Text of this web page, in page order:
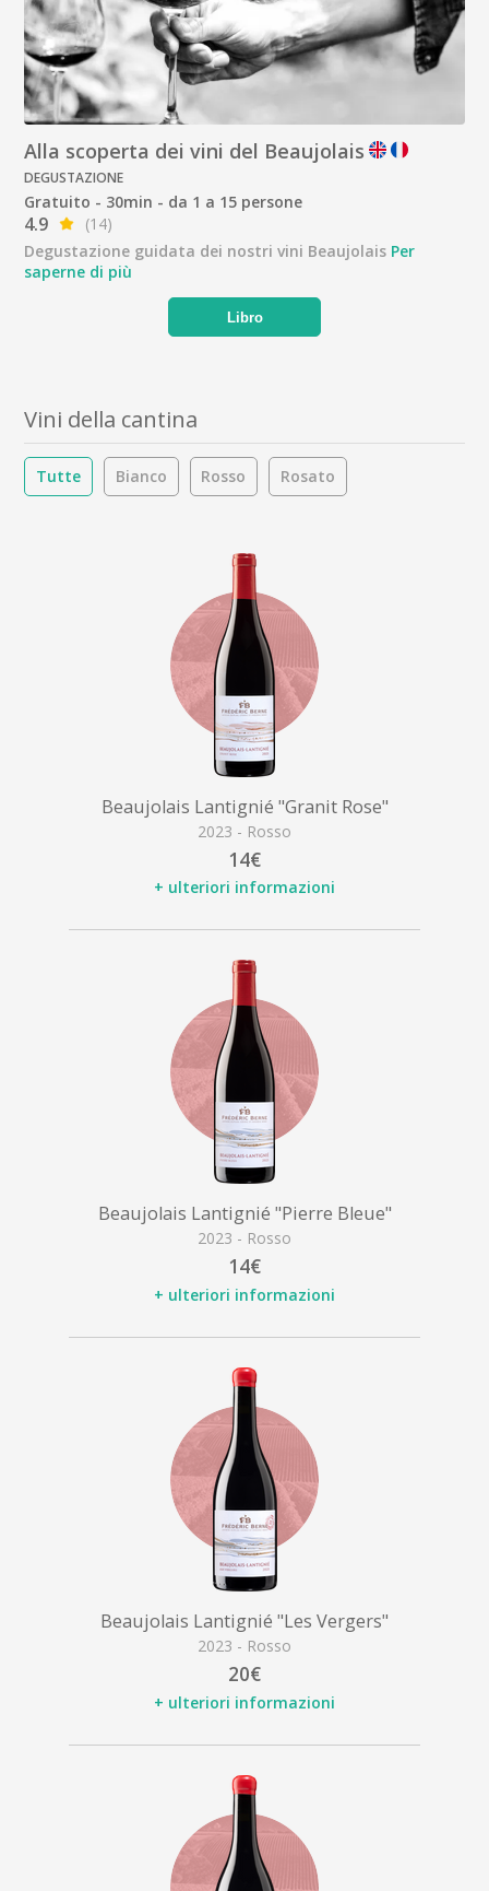
Alla scoperta dei vini del Beaujolais
DEGUSTAZIONE
Gratuito - 30min - da 1 a 15 persone
4.9
(14)
Degustazione guidata dei nostri vini Beaujolais Per
saperne di più
Libro
Vini della cantina
Tutte Bianco Rosso Rosato
Beaujolais Lantignié "Granit Rose"
2023 - Rosso
14€
+ ulteriori informazioni
Beaujolais Lantignié "Pierre Bleue"
2023 - Rosso
14€
+ ulteriori informazioni
Beaujolais Lantignié "Les Vergers"
2023 - Rosso
20€
+ ulteriori informazioni